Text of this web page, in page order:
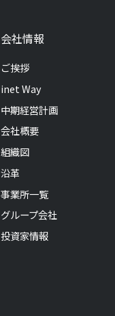
会社情報
ご挨拶
inet Way
中期経営計画
会社概要
組織図
沿革
事業所一覧
グループ会社
投資家情報